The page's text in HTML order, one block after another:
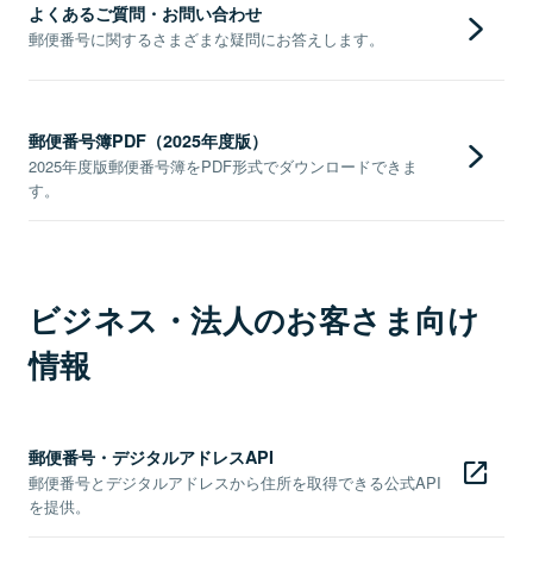
よくあるご質問・お問い合わせ
郵便番号に関するさまざまな疑問にお答えします。
郵便番号簿PDF（2025年度版）
2025年度版郵便番号簿をPDF形式でダウンロードできま
す。
ビジネス・法人のお客さま向け
情報
郵便番号・デジタルアドレスAPI
郵便番号とデジタルアドレスから住所を取得できる公式API
を提供。